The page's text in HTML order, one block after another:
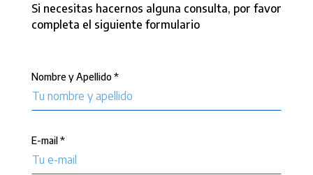
Si necesitas hacernos alguna consulta, por favor
completa el siguiente formulario
Nombre y Apellido *
E-mail *